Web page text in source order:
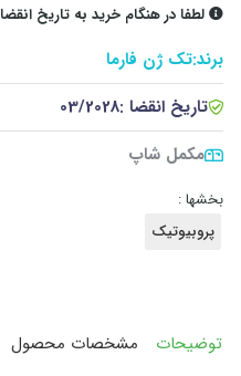
لطفا در هنگام خرید به تاریخ
برند:تک ژن فارما
تاریخ انقضا :03/2028
مکمل شاپ
بخشها :
پروبیوتیک
توضیحات مشخصات محصول